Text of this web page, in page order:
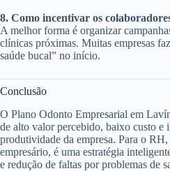
8. Como incentivar os
A melhor forma é organizar
clínicas próximas. Muitas empresas
saúde bucal” no início.
Conclusão
O Plano Odonto Empresarial em
de alto valor percebido, baixo custo e
produtividade da empresa. Para o
empresário, é uma estratégia
e redução de faltas por problemas de